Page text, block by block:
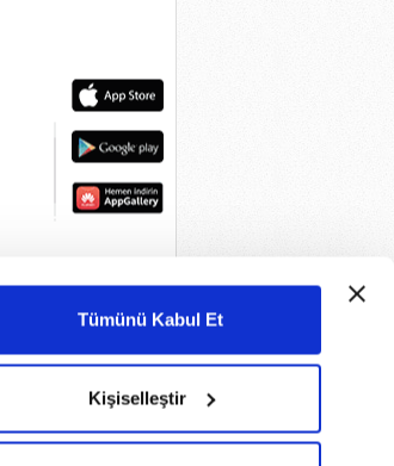
Tümünü Kabul Et
Kişiselleştir